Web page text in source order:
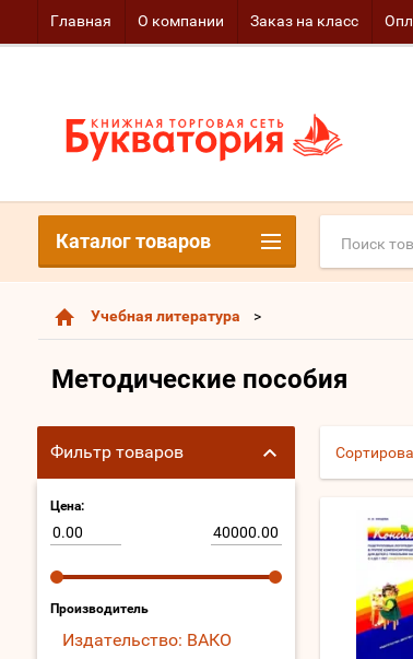
Главная О компании Заказ на класс
Учебная литература
Методические пособия
Каталог товаров
Фильтр товаров
Цена:
Производитель
Издательство: ВАКО